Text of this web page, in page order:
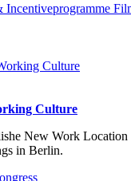
Incentiveprogramme
Culture
New Work
in Berlin.